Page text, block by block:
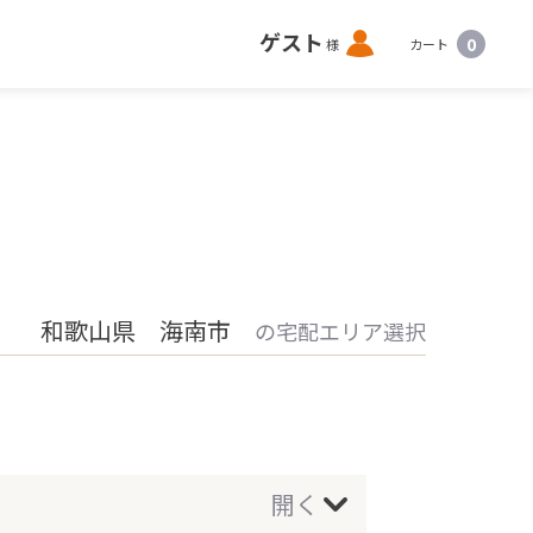
ゲスト 様 ロ
グ
カート 0
和歌山県 海南市 の宅配エリア選択
開く